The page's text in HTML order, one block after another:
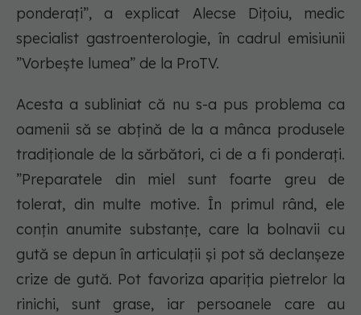
ponderați”, a explicat Alecse Dițoiu, medic
specialist gastroenterologie, în cadrul emisiunii
”Vorbește lumea” de la ProTV.
Acesta a subliniat că nu s-a pus problema ca
oamenii să se abțină de la a mânca produsele
tradiționale de la sărbători, ci de a fi ponderați.
”Preparatele din miel sunt foarte greu de
tolerat, din multe motive. În primul rând, ele
conțin anumite substanțe, care la bolnavii cu
gută se depun în articulații și pot să declanșeze
crize de gută. Pot favoriza apariția pietrelor la
rinichi, sunt grase, iar persoanele care au